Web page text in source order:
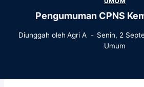
Pengumuman CPNS
Diunggah oleh Agri A
Senin, 2
Umum